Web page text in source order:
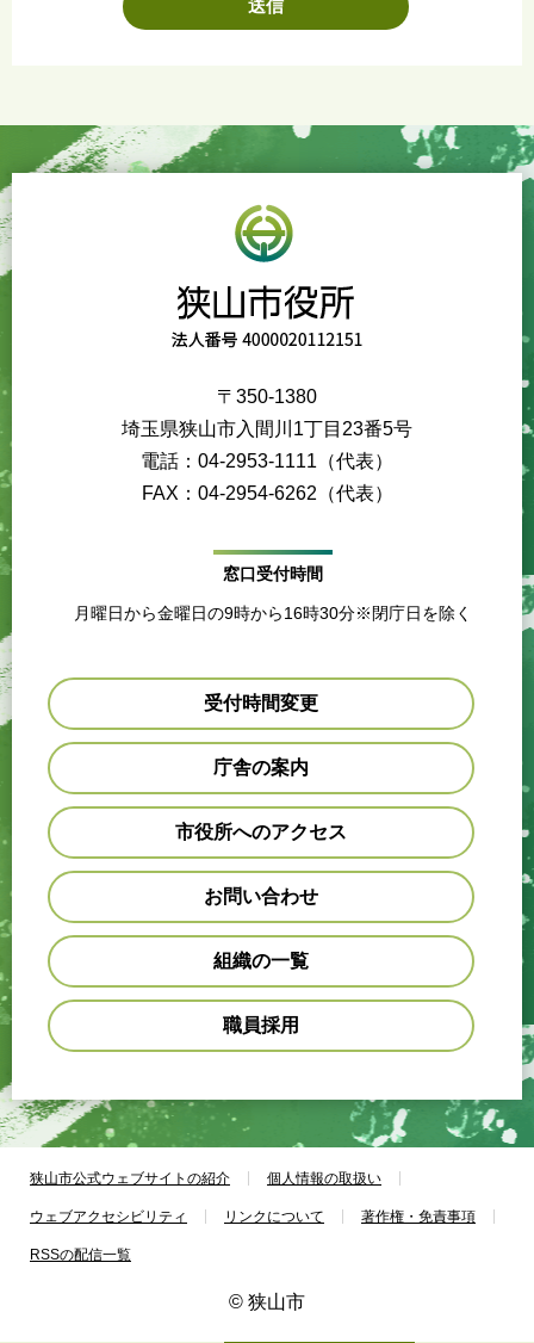
〒350-1380
埼玉県狭山市入間川1丁目23番5号
電話：04-2953-1111（代表）
FAX：04-2954-6262（代表）
窓口受付時間
月曜日から金曜日の9時から16時30分※閉庁日を除く
受付時間変更
庁舎の案内
市役所へのアクセス
お問い合わせ
組織の一覧
職員採用
狭山市公式ウェブサイトの紹介 個人情報の取扱い
ウェブアクセシビリティ リンクについて 著作権・免責事項
RSSの配信一覧
© 狭山市